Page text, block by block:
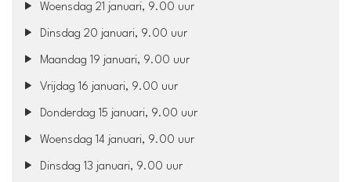
Woensdag 21 januari, 9.00 uur
Dinsdag 20 januari, 9.00 uur
Maandag 19 januari, 9.00 uur
Vrijdag 16 januari, 9.00 uur
Donderdag 15 januari, 9.00 uur
Woensdag 14 januari, 9.00 uur
Dinsdag 13 januari, 9.00 uur